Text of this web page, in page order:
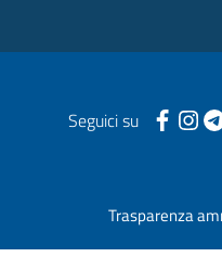
Seguici su
Trasparenza